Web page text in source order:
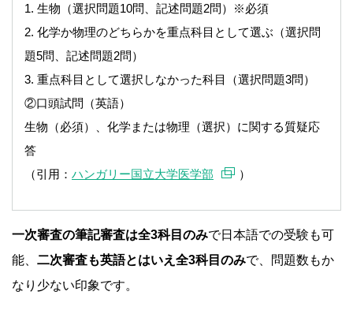
1. 生物（選択問題10問、記述問題2問）※必須
2. 化学か物理のどちらかを重点科目として選ぶ（選択問
題5問、記述問題2問）
3. 重点科目として選択しなかった科目（選択問題3問）
②口頭試問（英語）
生物（必須）、化学または物理（選択）に関する質疑応
答
（引用： ハンガリー国立大学医学部 ）
一次審査の筆記審査は全3科目のみで日本語での受験も可
能、 二次審査も英語とはいえ全3科目のみで、問題数もか
なり少ない印象です。